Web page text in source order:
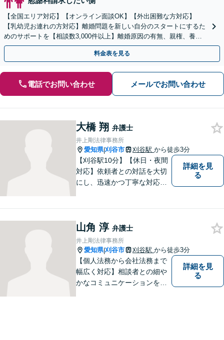
【全国エリア対応】【オンライン面談OK】【外出困難な方対応】
【乳幼児お連れの方対応】離婚問題を新しい自分のスタートにするた
めのサポートを【相談数3,000件以上】離婚原因の有無、親権、養育
費、財産分与、慰謝料請求【夜間・休日相談可】
料金表を見る
電話でお問い合わせ メールでお問い合わせ
大橋 翔 弁護士
井上剛法律事務所
愛知県|刈谷市 刈谷駅 から徒歩3分
【刈谷駅10分】【休日・夜間
対応】依頼者との対話を大切
にし、迅速かつ丁寧な対応を
サービスを提供。【駐車場完
備】
詳細を見
る
山角 淳 弁護士
井上剛法律事務所
愛知県|刈谷市 刈谷駅 から徒歩3分
【個人法務から会社法務まで
幅広く対応】相談者との細や
かなコミュニケーションを大
詳細を見
る